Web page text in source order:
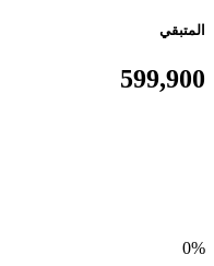
المتبقي
599,900
0%